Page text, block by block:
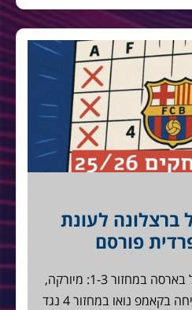
לעונת
משחקי החוץ הראשונים של בארסה במחזור 1-3: מיורקה,
לבאנטה וראיו. משחק הפתיחה בקאמפ נואו במחזור 4 נגד